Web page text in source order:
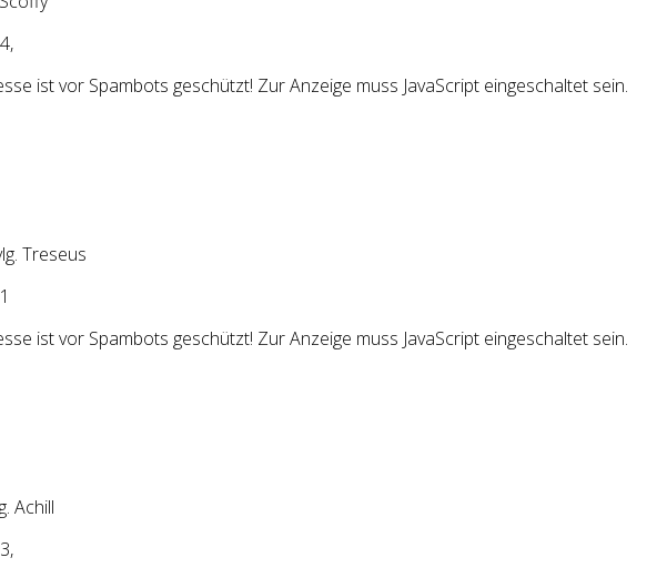
ist vor Spambots geschützt! Zur Anzeige muss JavaScript eingeschaltet sein.
Treseus
ist vor Spambots geschützt! Zur Anzeige muss JavaScript eingeschaltet sein.
Achill